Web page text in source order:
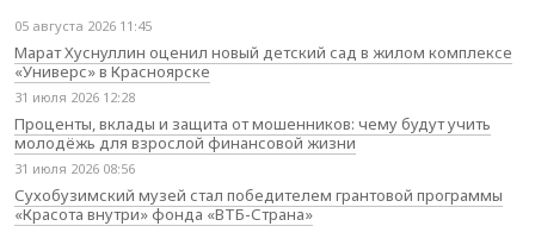
05 августа 2026 11:45
Марат Хуснуллин оценил новый детский сад в жилом комплексе
«Универс» в Красноярске
31 июля 2026 12:28
Проценты, вклады и защита от мошенников: чему будут учить
молодёжь для взрослой финансовой жизни
31 июля 2026 08:56
Сухобузимский музей стал победителем грантовой программы
«Красота внутри» фонда «ВТБ-Страна»